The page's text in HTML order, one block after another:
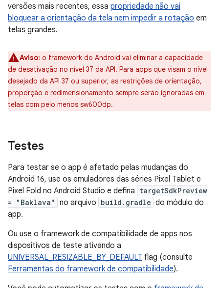
versões mais recentes, essa propriedade não vai
bloquear a orientação da tela nem impedir a rotação em
telas grandes.
Aviso: o framework do Android vai eliminar a capacidade
de desativação no nível 37 da API. Para apps que visam o nível
desejado da API 37 ou superior, as restrições de orientação,
proporção e redimensionamento sempre serão ignoradas em
telas com pelo menos sw600dp.
Testes
Para testar se o app é afetado pelas mudanças do
Android 16, use os emuladores das séries Pixel Tablet e
Pixel Fold no Android Studio e defina targetSdkPreview
= "Baklava"
no arquivo build.gradle do módulo do
app.
Ou use o framework de compatibilidade de apps nos
dispositivos de teste ativando a
UNIVERSAL_RESIZABLE_BY_DEFAULT flag (consulte
Ferramentas do framework de compatibilidade).